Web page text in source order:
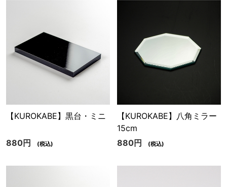
【KUROKABE】黒台・ミニ
880円 (税込)
【KUROKABE】八角ミラー
15cm
880円
(税込)